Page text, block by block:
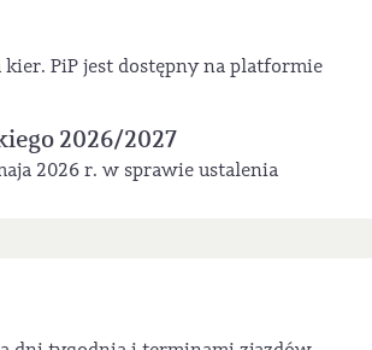
PiP jest dostępny na platformie
2026/2027
2026 r. w sprawie ustalenia